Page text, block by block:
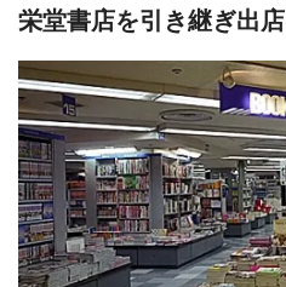
栄堂書店を引き継ぎ出店